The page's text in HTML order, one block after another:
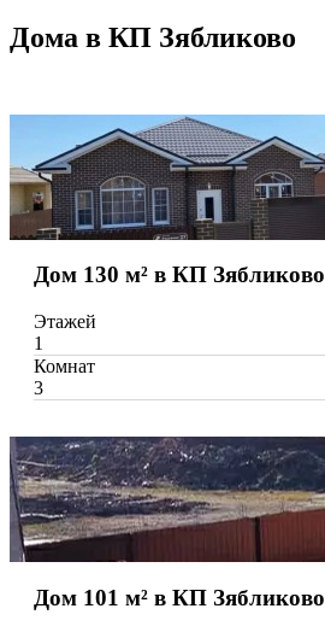
Дома в КП Зябликово
Дом 130 м² в КП Зябликово
Этажей
1
Комнат
3
Дом 101 м² в КП Зябликово